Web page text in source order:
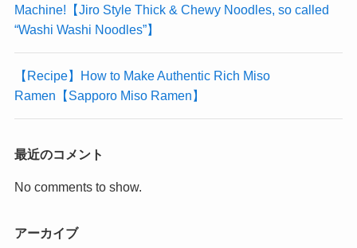
Machine!【Jiro Style Thick & Chewy Noodles, so called
“Washi Washi Noodles”】
【Recipe】How to Make Authentic Rich Miso
Ramen【Sapporo Miso Ramen】
最近のコメント
No comments to show.
アーカイブ